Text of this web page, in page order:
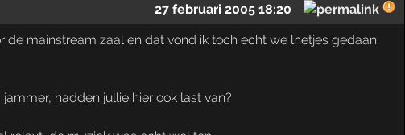
27 februari 2005 18:20
mainstream zaal en dat vond ik toch echt we lnetjes gedaan
hadden jullie hier ook last van?